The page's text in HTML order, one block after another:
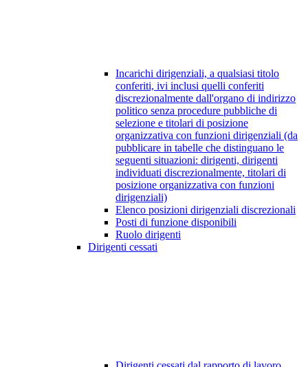
Incarichi dirigenziali, a qualsiasi titolo
conferiti, ivi inclusi quelli conferiti
discrezionalmente dall'organo di indirizzo
politico senza procedure pubbliche di
selezione e titolari di posizione
organizzativa con funzioni dirigenziali (da
pubblicare in tabelle che distinguano le
seguenti situazioni: dirigenti, dirigenti
individuati discrezionalmente, titolari di
posizione organizzativa con funzioni
dirigenziali)
Elenco posizioni dirigenziali discrezionali
Posti di funzione disponibili
Ruolo dirigenti
Dirigenti cessati